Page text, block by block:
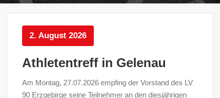
2. August 2026
Athletentreff in Gelenau
Am Montag, 27.07.2026 empfing der Vorstand des LV
90 Erzgebirge seine Teilnehmer an den diesjährigen